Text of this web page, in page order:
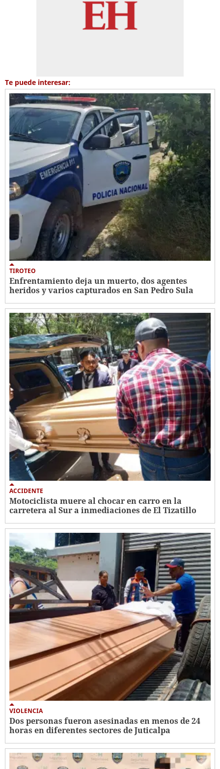
Te puede interesar:
TIROTEO
Enfrentamiento deja un muerto, dos agentes
heridos y varios capturados en San Pedro Sula
ACCIDENTE
Motociclista muere al chocar en carro en la
carretera al Sur a inmediaciones de El Tizatillo
VIOLENCIA
Dos personas fueron asesinadas en menos de 24
horas en diferentes sectores de Juticalpa